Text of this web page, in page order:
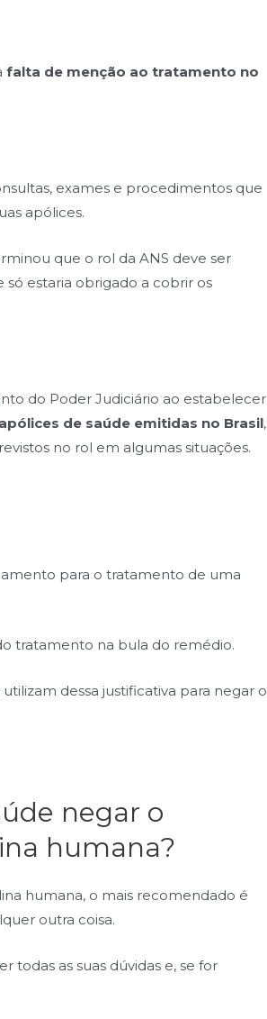
falta de menção ao tratamento no
exames e procedimentos que
apólices.
que o rol da ANS deve ser
só estaria obrigado a cobrir os
do Poder Judiciário ao estabelecer
de saúde emitidas no Brasil,
no rol em algumas situações.
para o tratamento de uma
tratamento na bula do remédio.
dessa justificativa para negar o
negar o
humana?
humana, o mais recomendado é
outra coisa.
todas as suas dúvidas e, se for